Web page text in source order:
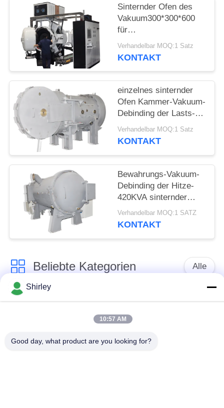
Sinternder Ofen des
Vakuum300*300*600
für
Legierungspulvermaterialien
Verhandelbar MOQ:1 Satz
KONTAKT
einzelnes sinternder
Ofen Kammer-Vakuum-
Debinding der Lasts-
500kg für Edelstahl
Verhandelbar MOQ:1 Satz
KONTAKT
Bewahrungs-Vakuum-
Debinding der Hitze-
420KVA sinternder
Ofen
Verhandelbar MOQ:1 SATZ
KONTAKT
Beliebte Kategorien Alle
Gasdruck-sinternder
Vakuumsinternder
MIM sinternder Ofen
Shirley
10:57 AM
Good day, what product are you looking for?